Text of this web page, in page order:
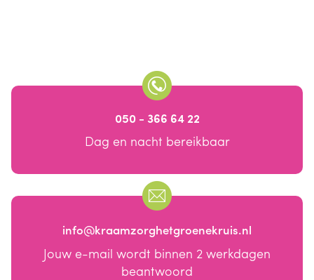
050 - 366 64 22
Dag en nacht bereikbaar
info@kraamzorghetgroenekruis.nl
Jouw e-mail wordt binnen 2 werkdagen
beantwoord